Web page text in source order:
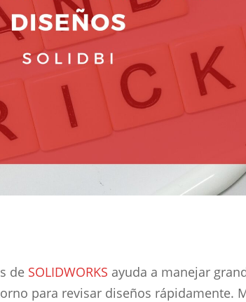
de SOLIDWORKS ayuda a manejar
para revisar diseños rápidamente.